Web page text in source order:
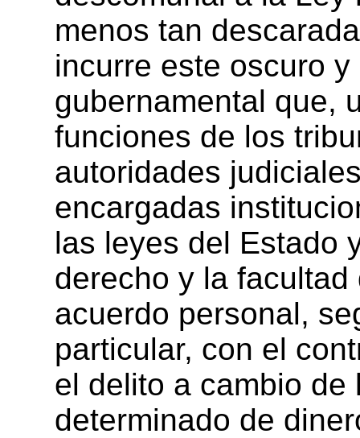
menos tan
incurre este oscuro
gubernamental que,
funciones de los
autoridades
encargadas
las leyes del Estado
derecho y la
acuerdo personal,
particular, con el
el delito a cambio de
determinado de